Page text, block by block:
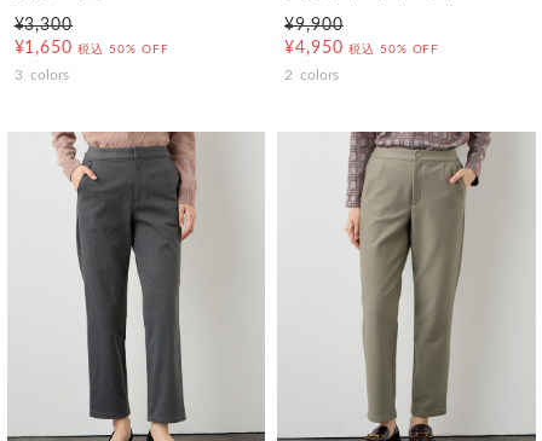
¥3,300
¥1,650 税込 50% OFF
3 colors
¥9,900
¥4,950 税込 50% OFF
2 colors